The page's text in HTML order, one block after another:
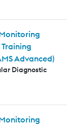
Advanced)
Diagnostic